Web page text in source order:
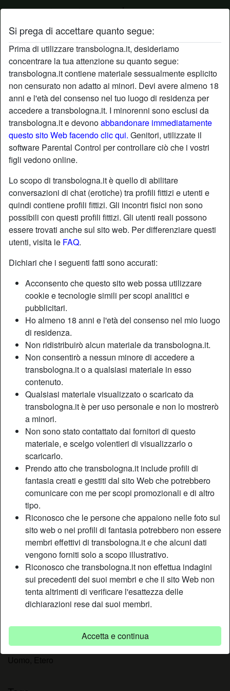
Si prega di accettare quanto segue:
Prima di utilizzare transbologna.it, desideriamo
concentrare la tua attenzione su quanto segue:
transbologna.it contiene materiale sessualmente esplicito
non censurato non adatto ai minori. Devi avere almeno 18
anni e l'età del consenso nel tuo luogo di residenza per
accedere a transbologna.it. I minorenni sono esclusi da
transbologna.it e devonoabbandonare immediatamente
questo sito Web facendo clic qui. Genitori, utilizzate il
software Parental Control per controllare ciò che i vostri
figli vedono online.
Lo scopo di transbologna.it è quello di abilitare
conversazioni di chat (erotiche) tra profili fittizi e utenti e
quindi contiene profili fittizi. Gli incontri fisici non sono
possibili con questi profili fittizi. Gli utenti reali possono
essere trovati anche sul sito web. Per differenziare questi
utenti, visita le FAQ.
Dichiari che i seguenti fatti sono accurati:
Acconsento che questo sito web possa utilizzare
cookie e tecnologie simili per scopi analitici e
pubblicitari.
Ho almeno 18 anni e l'età del consenso nel mio luogo
di residenza.
Non ridistribuirò alcun materiale da transbologna.it.
Non consentirò a nessun minore di accedere a
transbologna.it o a qualsiasi materiale in esso
contenuto.
Qualsiasi materiale visualizzato o scaricato da
transbologna.it è per uso personale e non lo mostrerò
a minori.
Non sono stato contattato dai fornitori di questo
materiale, e scelgo volentieri di visualizzarlo o
scaricarlo.
Prendo atto che transbologna.it include profili di
fantasia creati e gestiti dal sito Web che potrebbero
comunicare con me per scopi promozionali e di altro
tipo.
Riconosco che le persone che appaiono nelle foto sul
sito web o nei profili di fantasia potrebbero non essere
membri effettivi di transbologna.it e che alcuni dati
vengono forniti solo a scopo illustrativo.
Riconosco che transbologna.it non effettua indagini
sui precedenti dei suoi membri e che il sito Web non
tenta altrimenti di verificare l'esattezza delle
dichiarazioni rese dai suoi membri.
Accetta e continua
Profilo di margherita20
star Aggiungi chatChatta adesso
Nickname:
Età:
40
Paese:
Italia
Provincia:
Reggio Nell'Emilia
Sesso:
Shemale
Sessualità:
Relazione:
Single
Colore dei capelli:
Bionde
Colore degli occhi:
Blu
Peso:
Fumatrice:
No
Descrizione
Non lo faccio in maniera maliziosa ma avere gli occhi
addosso non mi dispiace, in fondo sono femmina e alla
maggior parte di noi piace essere notata. Il mio annuncio
parte con la dichiarazione dove dico che sono in cerca di
Sta cercando